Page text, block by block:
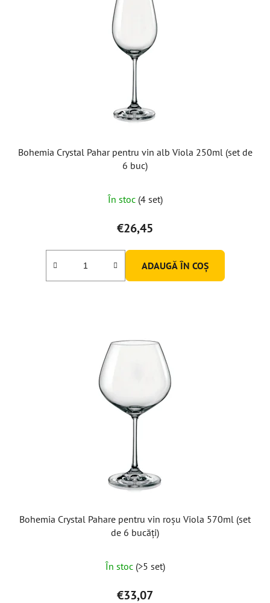
Bohemia Crystal Pahar pentru vin alb Viola 250ml (set de
6 buc)
În stoc (4 set)
€26,45
ADAUGĂ ÎN COŞ
Bohemia Crystal Pahare pentru vin roșu Viola 570ml (set
de 6 bucăți)
În stoc (>5 set)
€33,07